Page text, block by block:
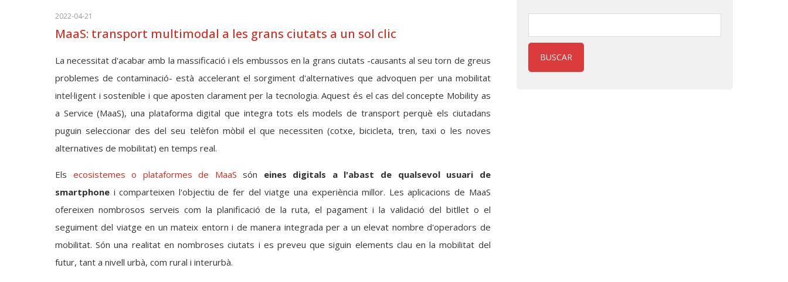
2022-04-21
MaaS: transport multimodal a les grans ciutats a un sol clic
La necessitat d'acabar amb la massificació i els embussos en la grans ciutats -causants al seu torn de greus
problemes de contaminació- està accelerant el sorgiment d'alternatives que advoquen per una mobilitat
intel·ligent i sostenible i que aposten clarament per la tecnologia. Aquest és el cas del concepte Mobility as
a Service (MaaS), una plataforma digital que integra tots els models de transport perquè els ciutadans
puguin seleccionar des del seu telèfon mòbil el que necessiten (cotxe, bicicleta, tren, taxi o les noves
alternatives de mobilitat) en temps real.
Els ecosistemes o plataformes de MaaS són eines digitals a l'abast de qualsevol usuari de
smartphone i comparteixen l'objectiu de fer del viatge una experiència millor. Les aplicacions de MaaS
ofereixen nombrosos serveis com la planificació de la ruta, el pagament i la validació del bitllet o el
seguiment del viatge en un mateix entorn i de manera integrada per a un elevat nombre d'operadors de
mobilitat. Són una realitat en nombroses ciutats i es preveu que siguin elements clau en la mobilitat del
futur, tant a nivell urbà, com rural i interurbà.
BUSCAR